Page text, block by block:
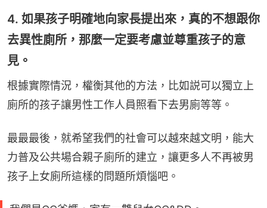
4. 如果孩子明確地向家長提出來，真的不想跟你
去異性廁所，那麼一定要考慮並尊重孩子的意
見。
根據實際情況，權衡其他的方法，比如説可以獨立上
廁所的孩子讓男性工作人員照看下去男廁等等。
最最最後，就希望我們的社會可以越來越文明，能大
力普及公共場合親子廁所的建立，讓更多人不再被男
孩子上女廁所這樣的問題所煩惱吧。